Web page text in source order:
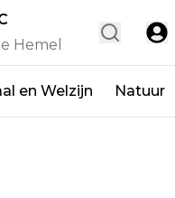
Hemel
en Welzijn Natuur